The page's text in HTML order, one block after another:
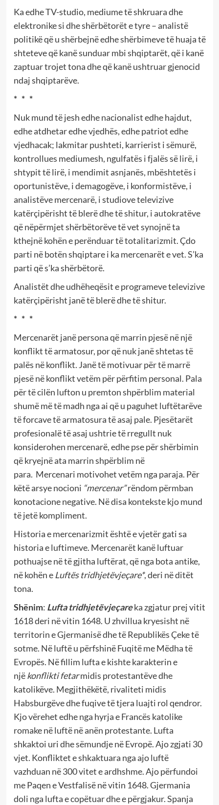
Ka edhe TV-studio, mediume të shkruara dhe
elektronike si dhe shërbëtorët e tyre – analistë
politikë që u shërbejnë edhe shërbimeve të huaja të
shteteve që kanë sunduar mbi shqiptarët, që i kanë
zaptuar trojet tona dhe që kanë ushtruar gjenocid
ndaj shqiptarëve.
* * *
Nuk mund të jesh edhe nacionalist edhe hajdut,
edhe atdhetar edhe vjedhës, edhe patriot edhe
vjedhacak; lakmitar pushteti, karrierist i sëmurë,
kontrollues mediumesh, ngulfatës i fjalës së lirë, i
shtypit të lirë, i mendimit asnjanës, mbështetës i
oportunistëve, i demagogëve, i konformistëve, i
analistëve mercenarë, i studiove televizive
katërçipërisht të blerë dhe të shitur, i autokratëve
që nëpërmjet shërbëtorëve të vet synojnë ta
kthejnë kohën e perënduar të totalitarizmit. Çdo
parti në botën shqiptare i ka mercenarët e vet. S’ka
parti që s’ka shërbëtorë.
Analistët dhe udhëheqësit e programeve televizive
katërçipërisht janë të blerë dhe të shitur.
* * *
Mercenarët janë persona që marrin pjesë në një
konflikt të armatosur, por që nuk janë shtetas të
palës në konflikt. Janë të motivuar për të marrë
pjesë në konflikt vetëm për përfitim personal. Pala
për të cilën lufton u premton shpërblim material
shumë më të madh nga ai që u paguhet luftëtarëve
të forcave të armatosura të asaj pale. Pjesëtarët
profesionalë të asaj ushtrie të rregullt nuk
konsiderohen mercenarë, edhe pse për shërbimin
që kryejnë ata marrin shpërblim në
para. Mercenari motivohet vetëm nga paraja. Për
këtë arsye nocioni “mercenar”rëndom përmban
konotacione negative. Në disa kontekste kjo mund
të jetë kompliment.
Historia e mercenarizmit është e vjetër gati sa
historia e luftimeve. Mercenarët kanë luftuar
pothuajse në të gjitha luftërat, që nga bota antike,
në kohën e Luftës tridhjetëvjeçare*, deri në ditët
tona.
Shënim: Lufta tridhjetëvjeçareka zgjatur prej vitit
1618 deri në vitin 1648. U zhvillua kryesisht në
territorin e Gjermanisë dhe të Republikës Çeke të
sotme. Në luftë u përfshinë Fuqitë me Mëdha të
Evropës. Në fillim lufta e kishte karakterin e
njëkonflikti fetarmidis protestantëve dhe
katolikëve. Megjithëkëtë, rivaliteti midis
Habsburgëve dhe fuqive të tjera luajti rol qendror.
Kjo vërehet edhe nga hyrja e Francës katolike
romake në luftë në anën protestante. Lufta
shkaktoi uri dhe sëmundje në Evropë. Ajo zgjati 30
vjet. Konfliktet e shkaktuara nga ajo luftë
vazhduan në 300 vitet e ardhshme. Ajo përfundoi
me Paqen e Vestfalisë në vitin 1648. Gjermania
doli nga lufta e copëtuar dhe e përgjakur. Spanja